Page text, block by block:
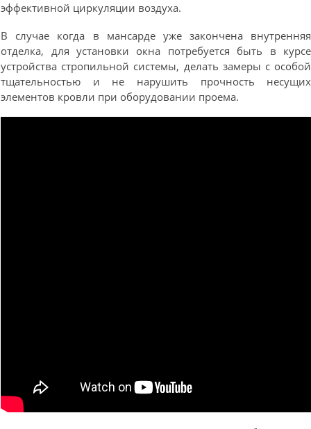
эффективной циркуляции воздуха.
В случае когда в мансарде уже закончена внутренняя
отделка, для установки окна потребуется быть в курсе
устройства стропильной системы, делать замеры с особой
тщательностью и не нарушить прочность несущих
элементов кровли при оборудовании проема.